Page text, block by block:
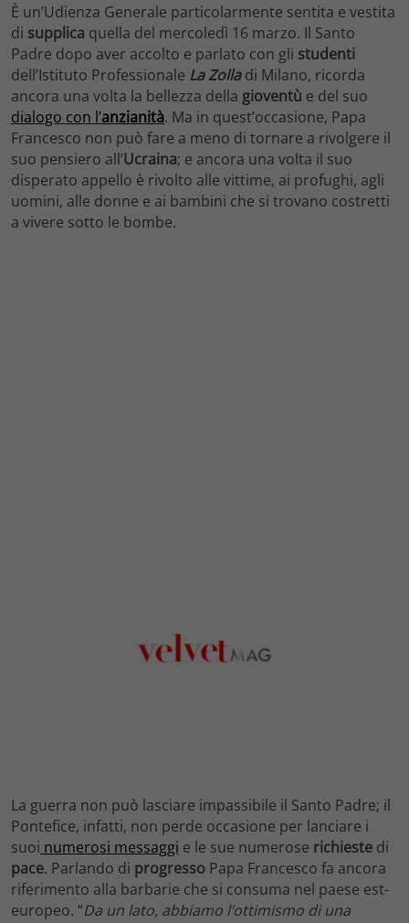
È un’Udienza Generale particolarmente sentita e vestita
di supplica quella del mercoledì 16 marzo. Il Santo
Padre dopo aver accolto e parlato con gli studenti
dell’Istituto Professionale La Zolladi Milano, ricorda
ancora una volta la bellezza della gioventù e del suo
dialogo con l’anzianità. Ma in quest’occasione, Papa
Francesco non può fare a meno di tornare a rivolgere il
suo pensiero all’Ucraina; e ancora una volta il suo
disperato appello è rivolto alle vittime, ai profughi, agli
uomini, alle donne e ai bambini che si trovano costretti
a vivere sotto le bombe.
La guerra non può lasciare impassibile il Santo Padre; il
Pontefice, infatti, non perde occasione per lanciare i
suoi numerosi messaggi e le sue numerose richieste di
pace. Parlando di progresso Papa Francesco fa ancora
riferimento alla barbarie che si consuma nel paese est-
europeo. “Da un lato, abbiamo l’ottimismo di una